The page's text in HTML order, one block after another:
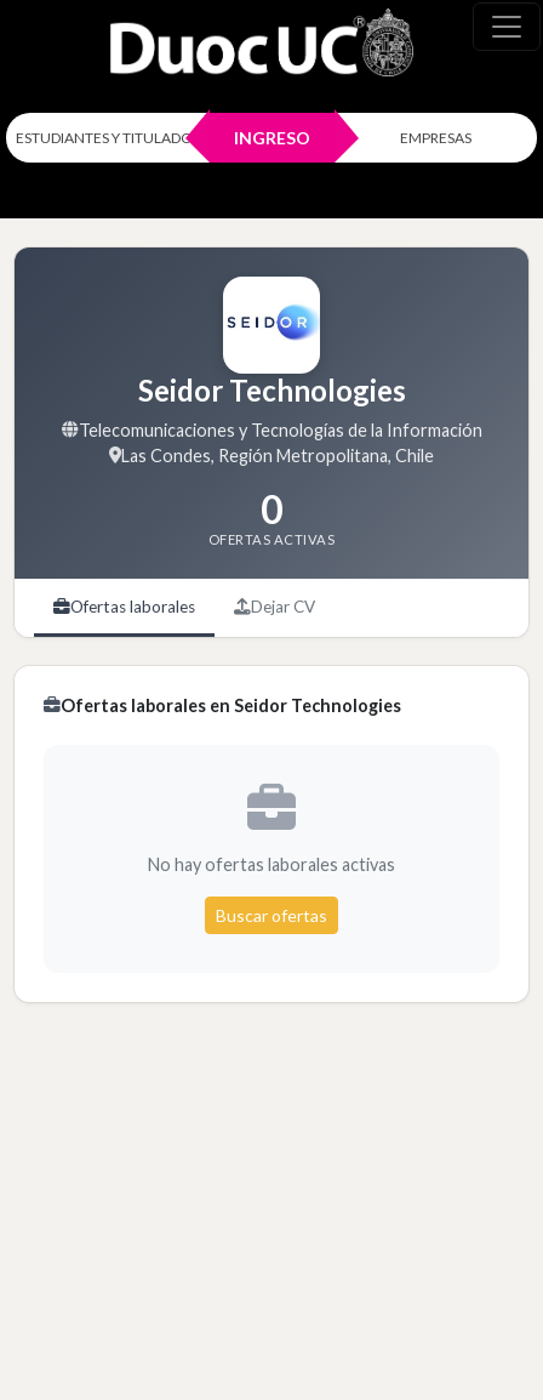
ESTUDIANTES Y TITULADOS INGRESO EMPRESAS
Seidor Technologies
Telecomunicaciones y Tecnologías de la Información
Las Condes, Región Metropolitana, Chile
0
OFERTAS ACTIVAS
Ofertas laborales Dejar CV
Ofertas laborales en Seidor Technologies
No hay ofertas laborales activas
Buscar ofertas